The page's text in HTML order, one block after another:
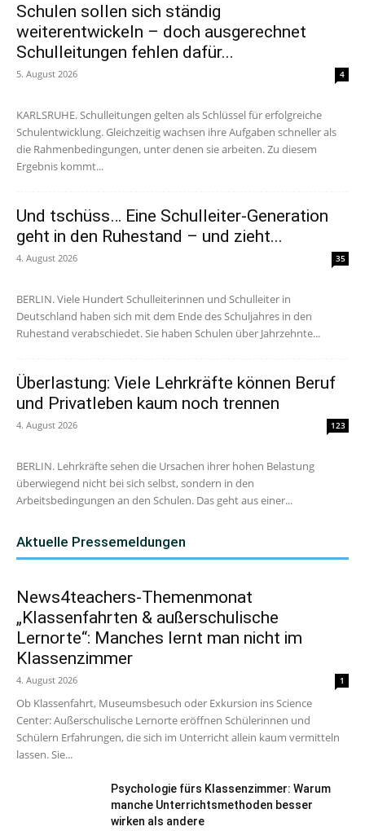
Schulen sollen sich ständig
weiterentwickeln – doch ausgerechnet
Schulleitungen fehlen dafür...
5. August 2026 4
KARLSRUHE. Schulleitungen gelten als Schlüssel für erfolgreiche
Schulentwicklung. Gleichzeitig wachsen ihre Aufgaben schneller als
die Rahmenbedingungen, unter denen sie arbeiten. Zu diesem
Ergebnis kommt...
Und tschüss… Eine Schulleiter-Generation
geht in den Ruhestand – und zieht...
4. August 2026 35
BERLIN. Viele Hundert Schulleiterinnen und Schulleiter in
Deutschland haben sich mit dem Ende des Schuljahres in den
Ruhestand verabschiedet. Sie haben Schulen über Jahrzehnte...
Überlastung: Viele Lehrkräfte können Beruf
und Privatleben kaum noch trennen
4. August 2026 123
BERLIN. Lehrkräfte sehen die Ursachen ihrer hohen Belastung
überwiegend nicht bei sich selbst, sondern in den
Arbeitsbedingungen an den Schulen. Das geht aus einer...
Aktuelle Pressemeldungen
News4teachers-Themenmonat
„Klassenfahrten & außerschulische
Lernorte“: Manches lernt man nicht im
Klassenzimmer
4. August 2026 1
Ob Klassenfahrt, Museumsbesuch oder Exkursion ins Science
Center: Außerschulische Lernorte eröffnen Schülerinnen und
Schülern Erfahrungen, die sich im Unterricht allein kaum vermitteln
lassen. Sie...
Psychologie fürs Klassenzimmer: Warum
manche Unterrichtsmethoden besser
wirken als andere